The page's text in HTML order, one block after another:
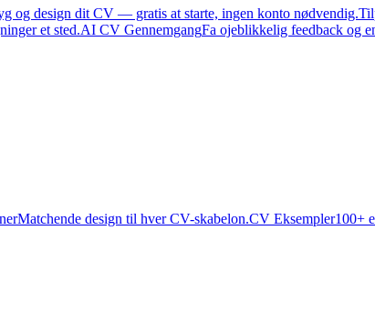
og design dit CV — gratis at starte, ingen konto nødvendig.
et sted.AI CV GennemgangFa ojeblikkelig feedback og
Matchende design til hver CV-skabelon.CV Eksempler100+